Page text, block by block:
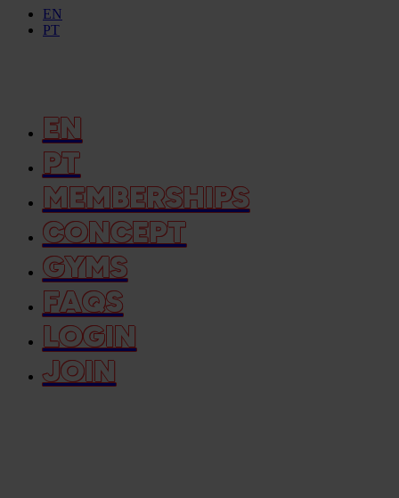
EN
PT
EN
PT
MEMBERSHIPS
CONCEPT
GYMS
FAQS
LOGIN
JOIN